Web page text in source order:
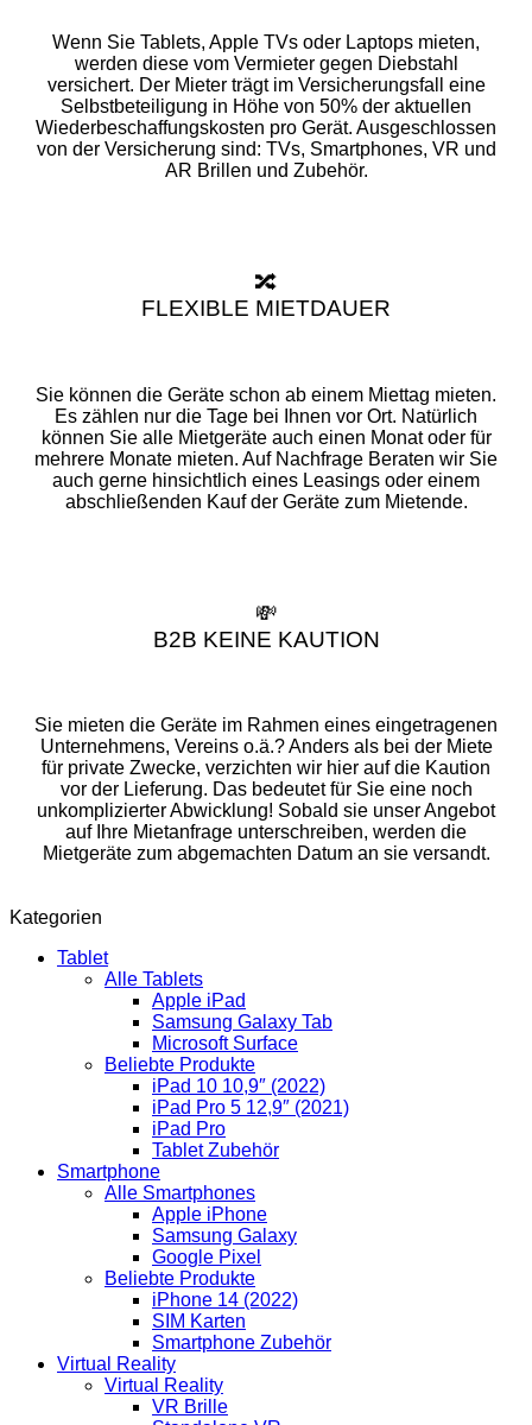
Wenn Sie Tablets, Apple TVs oder Laptops mieten,
werden diese vom Vermieter gegen Diebstahl
versichert. Der Mieter trägt im Versicherungsfall eine
Selbstbeteiligung in Höhe von 50% der aktuellen
Wiederbeschaffungskosten pro Gerät. Ausgeschlossen
von der Versicherung sind: TVs, Smartphones, VR und
AR Brillen und Zubehör.
🔀
FLEXIBLE MIETDAUER
Sie können die Geräte schon ab einem Miettag mieten.
Es zählen nur die Tage bei Ihnen vor Ort. Natürlich
können Sie alle Mietgeräte auch einen Monat oder für
mehrere Monate mieten. Auf Nachfrage Beraten wir Sie
auch gerne hinsichtlich eines Leasings oder einem
abschließenden Kauf der Geräte zum Mietende.
💸
B2B KEINE KAUTION
Sie mieten die Geräte im Rahmen eines eingetragenen
Unternehmens, Vereins o.ä.? Anders als bei der Miete
für private Zwecke, verzichten wir hier auf die Kaution
vor der Lieferung. Das bedeutet für Sie eine noch
unkomplizierter Abwicklung! Sobald sie unser Angebot
auf Ihre Mietanfrage unterschreiben, werden die
Mietgeräte zum abgemachten Datum an sie versandt.
Kategorien
Tablet
Alle Tablets
Apple iPad
Samsung Galaxy Tab
Microsoft Surface
Beliebte Produkte
iPad 10 10,9″ (2022)
iPad Pro 5 12,9″ (2021)
iPad Pro
Tablet Zubehör
Smartphone
Alle Smartphones
Apple iPhone
Samsung Galaxy
Google Pixel
Beliebte Produkte
iPhone 14 (2022)
SIM Karten
Smartphone Zubehör
Virtual Reality
Virtual Reality
VR Brille